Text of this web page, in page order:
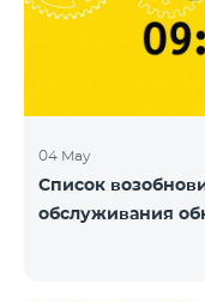
04 May
Список
обслуживания